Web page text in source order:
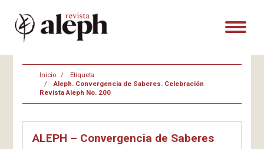
Inicio
Etiqueta
Aleph. Convergencia de Saberes. Celebración
Revista Aleph No. 200
ALEPH – Convergencia de Saberes